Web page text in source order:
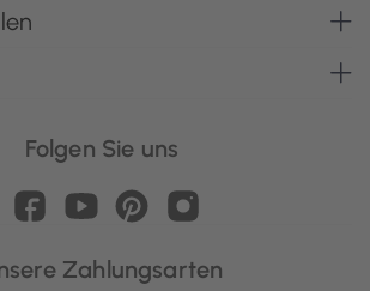
Folgen Sie uns
Zahlungsarten